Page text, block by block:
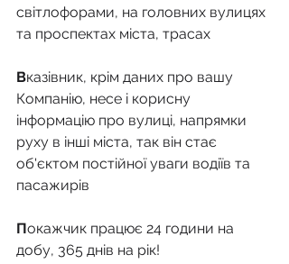
світлофорами, на головних вулицях
та проспектах міста, трасах
Вказівник, крім даних про вашу
Компанію, несе і корисну
інформацію про вулиці, напрямки
руху в інші міста, так він стає
об'єктом постійної уваги водіїв та
пасажирів
Покажчик працює 24 години на
добу, 365 днів на рік!